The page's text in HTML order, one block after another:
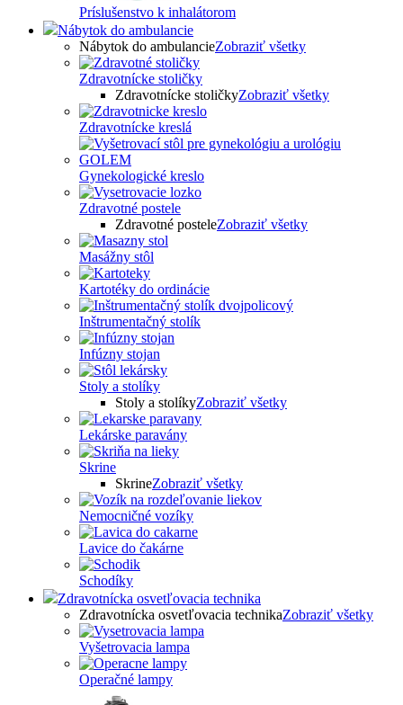
Príslušenstvo k inhalátorom
Nábytok do ambulancie
Nábytok do ambulancieZobraziť všetky
Zdravotnícke stoličky
Zdravotnícke stoličkyZobraziť všetky
Zdravotnícke kreslá
Gynekologické kreslo
Zdravotné postele
Zdravotné posteleZobraziť všetky
Masážny stôl
Kartotéky do ordinácie
Inštrumentačný stolík
Infúzny stojan
Stoly a stolíky
Stoly a stolíkyZobraziť všetky
Lekárske paravány
Skrine
SkrineZobraziť všetky
Nemocničné vozíky
Lavice do čakárne
Schodíky
Zdravotnícka osvetľovacia technika
Zdravotnícka osvetľovacia technikaZobraziť všetky
Vyšetrovacia lampa
Operačné lampy